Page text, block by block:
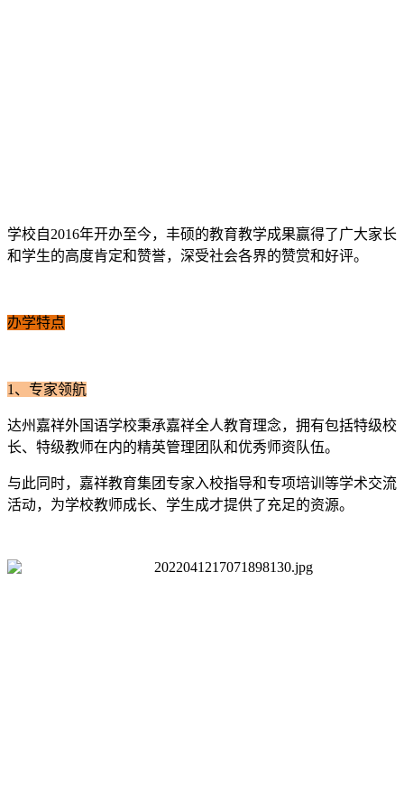
学校自2016年开办至今，丰硕的教育教学成果赢得了广大家长
和学生的高度肯定和赞誉，深受社会各界的赞赏和好评。
办学特点
1、 专家领航
达州嘉祥外国语学校秉承嘉祥全人教育理念，拥有包括特级校
长、特级教师在内的精英管理团队和优秀师资队伍。
与此同时，嘉祥教育集团专家入校指导和专项培训等学术交流
活动，为学校教师成长、学生成才提供了充足的资源。